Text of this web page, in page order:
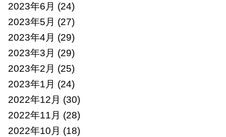
2023年6月 (24)
2023年5月 (27)
2023年4月 (29)
2023年3月 (29)
2023年2月 (25)
2023年1月 (24)
2022年12月 (30)
2022年11月 (28)
2022年10月 (18)